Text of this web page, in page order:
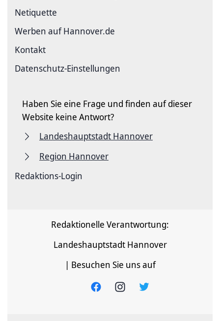
Netiquette
Werben auf Hannover.de
Kontakt
Datenschutz-Einstellungen
Haben Sie eine Frage und finden auf dieser
Website keine Antwort?
Landeshauptstadt Hannover
Region Hannover
Redaktions-Login
Redaktionelle Verantwortung:
Landeshauptstadt Hannover
| Besuchen Sie uns auf